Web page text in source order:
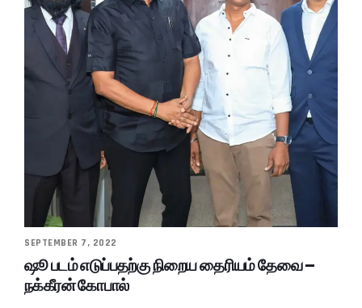
SEPTEMBER 7, 2022
ஷூ படம் எடுப்பதற்கு நிறைய தைரியம் தேவை –
நக்கீரன் கோபால்